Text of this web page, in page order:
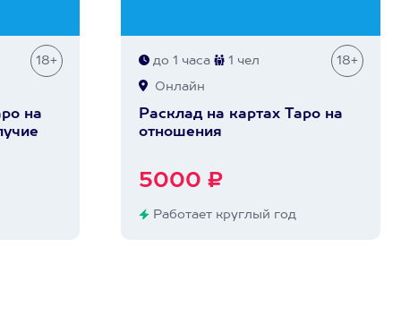
18+
на
до 1 часа 1 чел 18+
Онлайн
Расклад на картах Таро на
отношения
5000 ₽
Работает круглый год